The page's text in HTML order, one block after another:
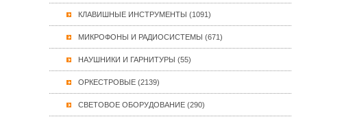
КЛАВИШНЫЕ ИНСТРУМЕНТЫ (1091)
МИКРОФОНЫ И РАДИОСИСТЕМЫ (671)
НАУШНИКИ И ГАРНИТУРЫ (55)
ОРКЕСТРОВЫЕ (2139)
СВЕТОВОЕ ОБОРУДОВАНИЕ (290)